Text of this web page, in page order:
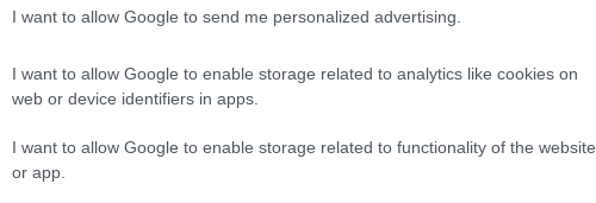
I want to allow Google to send me personalized advertising.
I want to allow Google to enable storage related to analytics like cookies on
web or device identifiers in apps.
I want to allow Google to enable storage related to functionality of the website
or app.
da se puter otopi dok ne postane penest.Dodajte seckani luk i pržite ga 2 do 3
5 do 6 minuta, dozvoljavajući da njihova vlaga ispari dok ivice dobiju